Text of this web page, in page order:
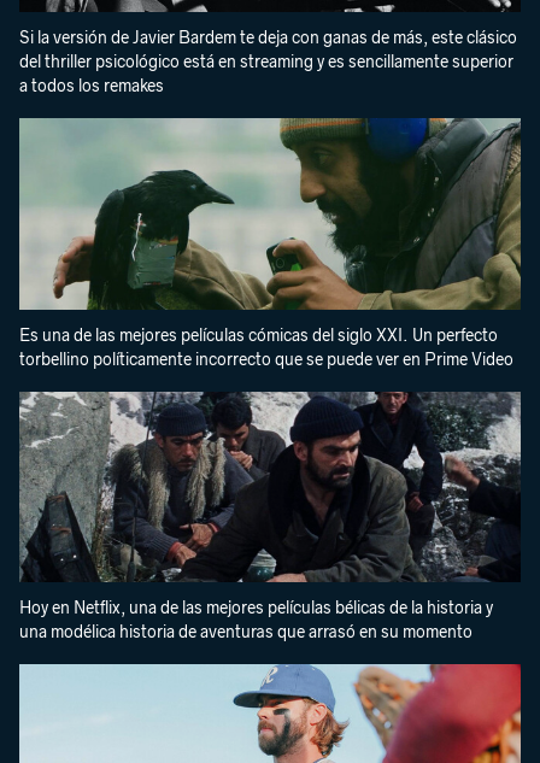
Si la versión de Javier Bardem te deja con ganas de más, este clásico
del thriller psicológico está en streaming y es sencillamente superior
a todos los remakes
Es una de las mejores películas cómicas del siglo XXI. Un perfecto
torbellino políticamente incorrecto que se puede ver en Prime Video
Hoy en Netflix, una de las mejores películas bélicas de la historia y
una modélica historia de aventuras que arrasó en su momento